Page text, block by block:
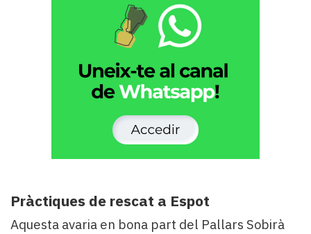
Pràctiques de rescat a Espot
Aquesta avaria en bona part del Pallars Sobirà